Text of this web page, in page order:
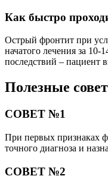
Как быстро
Острый фронтит при
начатого лечения за 10-
последствий – пациент
Полезные
СОВЕТ №1
При первых признаках
точного диагноза и
СОВЕТ №2